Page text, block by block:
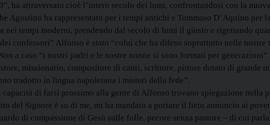
ha attraversato cioè l’intero secolo dei lumi, confrontandosi con la
Agostino ha rappresentato per i tempi antichi e Tommaso D’Aquino per
nei tempi moderni, prendendo dal secolo di lumi il giusto e rigettando
confessori” Alfonso è stato “colui che ha difeso soprattutto nelle
a caso “i nostri padri e le nostre nonne si sono formati per
missionario, compositore di canti, scrittore, pittore dotato di grande
tradotto in lingua napoletana i misteri della fede”.
capacità di farsi prossimo alla gente di Alfonso trovano spiegazione
del Signore è su di me, mi ha mandato a portare il lieto annuncio ai
di compassione di Gesù sulle folle, pecore senza pastore – di cui